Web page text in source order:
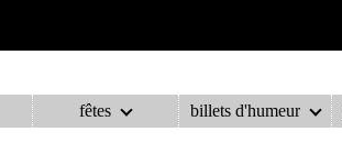
fêtes billets d'humeur
CHEESECAKE CITRON-BASILIC SANS CUISSON